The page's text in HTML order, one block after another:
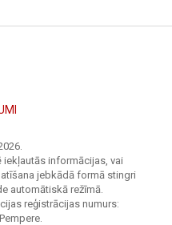
informācijas, vai
jebkādā formā stingri
automātiskā režīmā.
reģistrācijas numurs: